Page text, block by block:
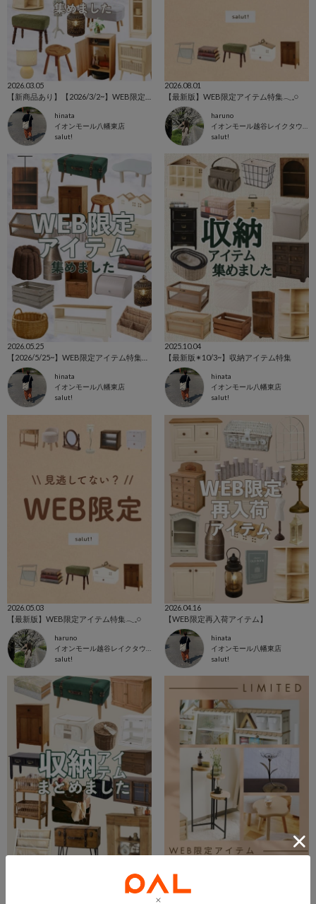
2026.03.05
hinata
イオンモール八幡東店
salut!
2026.08.01
【最新版】WEB限定アイテム特集𓂃𓈒𓏸
haruno
salut!
2026.05.25
hinata
イオンモール八幡東店
salut!
2025.10.04
【最新版✴︎10/3~】収納アイテム特集
hinata
イオンモール八幡東店
salut!
2026.05.03
【最新版】WEB限定アイテム特集𓂃𓈒𓏸
haruno
salut!
2026.04.16
【WEB限定再入荷アイテム】
hinata
イオンモール八幡東店
salut!